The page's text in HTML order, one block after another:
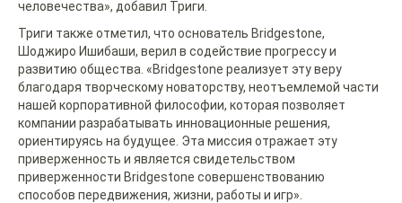
человечества», добавил Триги.
Триги также отметил, что основатель Bridgestone,
Шоджиро Ишибаши, верил в содействие прогрессу и
развитию общества. «Bridgestone реализует эту веру
благодаря творческому новаторству, неотъемлемой части
нашей корпоративной философии, которая позволяет
компании разрабатывать инновационные решения,
ориентируясь на будущее. Эта миссия отражает эту
приверженность и является свидетельством
приверженности Bridgestone совершенствованию
способов передвижения, жизни, работы и игр».